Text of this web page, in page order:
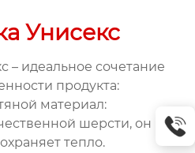
Унисекс
– идеальное сочетание
продукта:
материал:
шерсти, он
тепло.